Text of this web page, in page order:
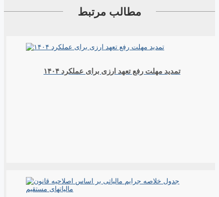
مطالب مرتبط
تمدید مهلت رفع تعهد ارزی برای عملکرد ۱۴۰۴